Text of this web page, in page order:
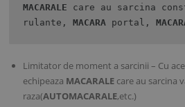
MACARALE care au sarcina
rulante, MACARA portal,
Limitator de moment a sarcinii – Cu
echipeaza MACARALE care au sarcina
raza(AUTOMACARALE,etc.)